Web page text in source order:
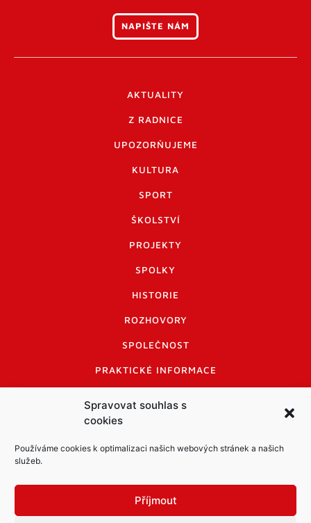
Spravovat souhlas s
cookies
Používáme cookies k optimalizaci našich webových stránek a našich
služeb.
Příjmout
NAPIŠTE NÁM
AKTUALITY
Z RADNICE
UPOZORŇUJEME
KULTURA
SPORT
ŠKOLSTVÍ
PROJEKTY
SPOLKY
HISTORIE
ROZHOVORY
SPOLEČNOST
PRAKTICKÉ INFORMACE
INFORMACE A KODEX DISKUTUJÍCÍCH
LOGO A LOGO MANUÁL